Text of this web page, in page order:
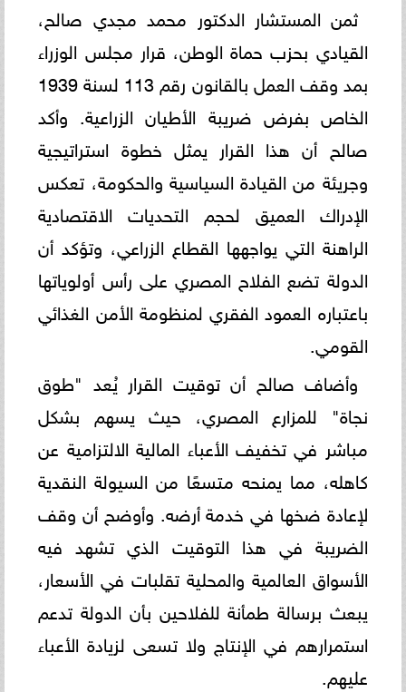
ثمن المستشار الدكتور محمد مجدي صالح،
القيادي بحزب حماة الوطن، قرار مجلس الوزراء
بمد وقف العمل بالقانون رقم 113 لسنة 1939
الخاص بفرض ضريبة الأطيان الزراعية. وأكد
صالح أن هذا القرار يمثل خطوة استراتيجية
وجريئة من القيادة السياسية والحكومة، تعكس
الإدراك العميق لحجم التحديات الاقتصادية
الراهنة التي يواجهها القطاع الزراعي، وتؤكد أن
الدولة تضع الفلاح المصري على رأس أولوياتها
باعتباره العمود الفقري لمنظومة الأمن الغذائي
القومي.
وأضاف صالح أن توقيت القرار يُعد "طوق
نجاة" للمزارع المصري، حيث يسهم بشكل
مباشر في تخفيف الأعباء المالية الالتزامية عن
كاهله، مما يمنحه متسعًا من السيولة النقدية
لإعادة ضخها في خدمة أرضه. وأوضح أن وقف
الضريبة في هذا التوقيت الذي تشهد فيه
الأسواق العالمية والمحلية تقلبات في الأسعار،
يبعث برسالة طمأنة للفلاحين بأن الدولة تدعم
استمرارهم في الإنتاج ولا تسعى لزيادة الأعباء
عليهم.